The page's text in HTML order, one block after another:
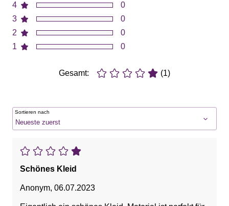
4
3
2
1
0
0
0
0
Gesamt: (1)
Sortieren nach
Schönes Kleid
Anonym, 06.07.2023